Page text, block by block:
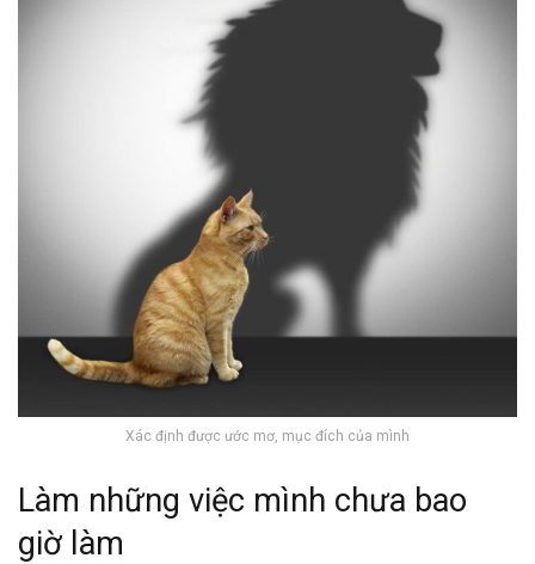
Xác định được ước mơ, mục đích của mình
Làm những việc mình chưa bao
giờ làm